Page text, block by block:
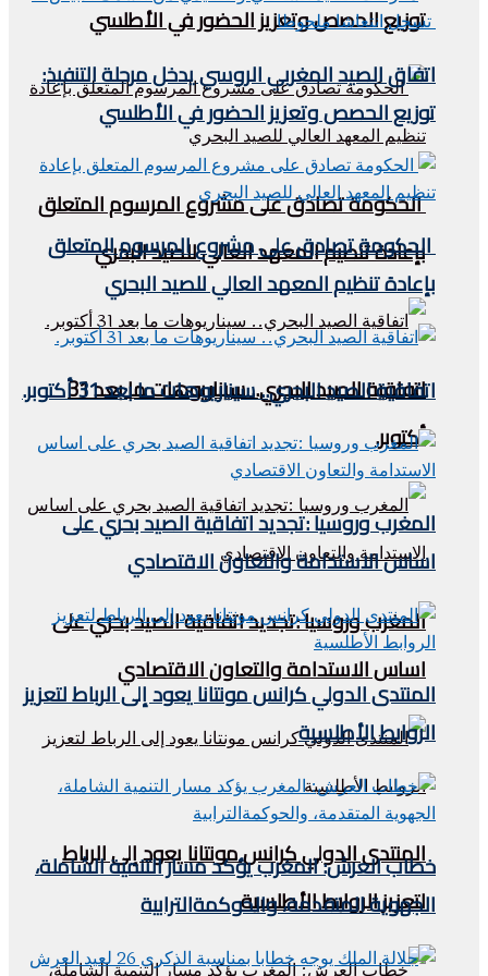
توزيع الحصص وتعزيز الحضور في الأطلسي
الحكومة تصادق على مشروع المرسوم المتعلق
بإعادة تنظيم المعهد العالي للصيد البحري
اتفاقية الصيد البحري.. سيناريوهات ما بعد 31
أكتوبر.
المغرب وروسيا :تجديد اتفاقية الصيد بحري على
اساس الاستدامة والتعاون الاقتصادي
المنتدى الدولي كرانس مونتانا يعود إلى الرباط
لتعزيز الروابط الأطلسية
اتفاق الصيد المغربي الروسي يدخل مرحلة التنفيذ:
توزيع الحصص وتعزيز الحضور في الأطلسي
الحكومة تصادق على مشروع المرسوم المتعلق
بإعادة تنظيم المعهد العالي للصيد البحري
اتفاقية الصيد البحري.. سيناريوهات ما بعد 31 أكتوبر.
المغرب وروسيا :تجديد اتفاقية الصيد بحري على
اساس الاستدامة والتعاون الاقتصادي
المنتدى الدولي كرانس مونتانا يعود إلى الرباط لتعزيز
الروابط الأطلسية
خطاب العرش: المغرب يؤكد مسار التنمية الشاملة،
الجهوية المتقدمة، والحوكمةالترابية